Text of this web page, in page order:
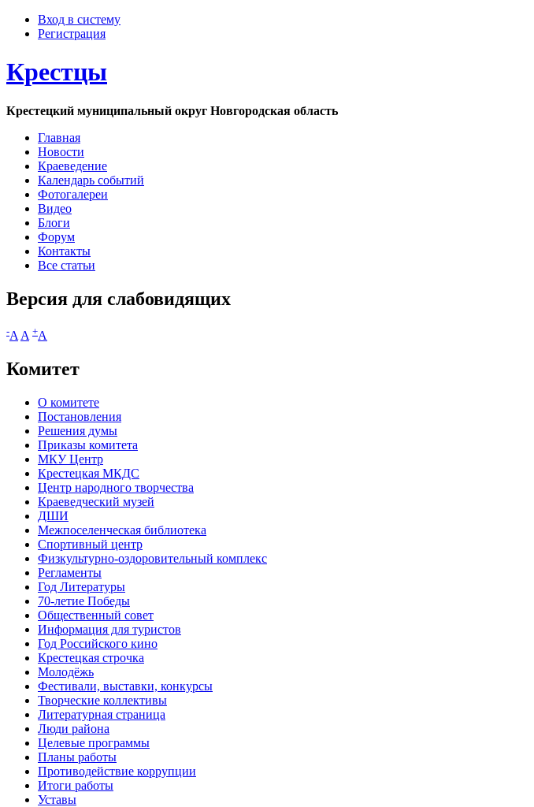
Вход в систему
Регистрация
Крестцы
Крестецкий муниципальный округ Новгородская область
Главная
Новости
Краеведение
Календарь событий
Фотогалереи
Видео
Блоги
Форум
Контакты
Все статьи
Версия для слабовидящих
-A A +A
Комитет
О комитете
Постановления
Решения думы
Приказы комитета
МКУ Центр
Крестецкая МКДС
Центр народного творчества
Краеведческий музей
ДШИ
Межпоселенческая библиотека
Спортивный центр
Физкультурно-оздоровительный комплекс
Регламенты
Год Литературы
70-летие Победы
Общественный совет
Информация для туристов
Год Российского кино
Крестецкая строчка
Молодёжь
Фестивали, выставки, конкурсы
Творческие коллективы
Литературная страница
Люди района
Целевые программы
Планы работы
Противодействие коррупции
Итоги работы
Уставы